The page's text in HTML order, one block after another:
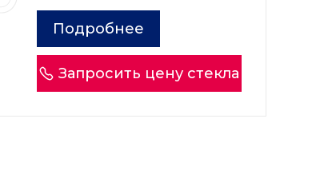
Подробнее
Запросить цену стекла